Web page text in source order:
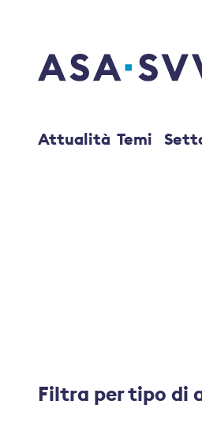
SVV Logo
Attualità Temi
Filtra per tipo di